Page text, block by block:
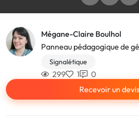
Mégane-Claire Boulhol
Panneau pédagogique de
Signalétique
299 1
0
Recevoir un